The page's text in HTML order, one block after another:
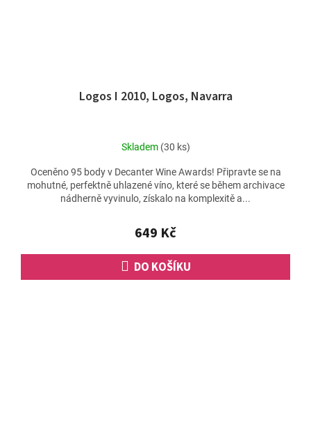
Logos I 2010, Logos, Navarra
Skladem (30 ks)
649 Kč
DO KOŠÍKU
Oceněno 95 body v Decanter Wine Awards! Připravte se na
mohutné, perfektně uhlazené víno, které se během archivace
nádherně vyvinulo, získalo na komplexitě a...